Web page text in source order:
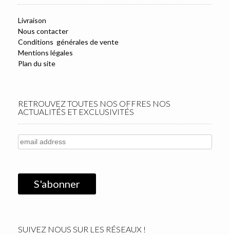
Livraison
Nous contacter
Conditions générales de vente
Mentions légales
Plan du site
RETROUVEZ TOUTES NOS OFFRES NOS
ACTUALITÉS ET EXCLUSIVITÉS
SUIVEZ NOUS SUR LES RÉSEAUX !